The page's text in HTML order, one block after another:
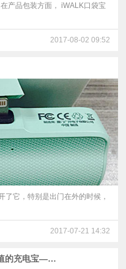
产品包装方面， iWALK口袋宝
2017-08-02 09:52
它，特别是出门在外的时候，
2017-07-21 14:32
同电量里最小巧的，小巧里最高颜值的充电宝——iWALK试用体验